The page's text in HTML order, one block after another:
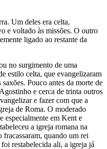
Um deles era celta,
e voltado às missões. O outro
ligado ao restante da
no surgimento de uma
estilo celta, que evangelizaram
Pouco antes da morte de
e cerca de trinta outros
e fazer com que a
de Roma. O moderado
especialmente em Kent e
a igreja romana na
quando um rei
restabelecida ali, a igreja já